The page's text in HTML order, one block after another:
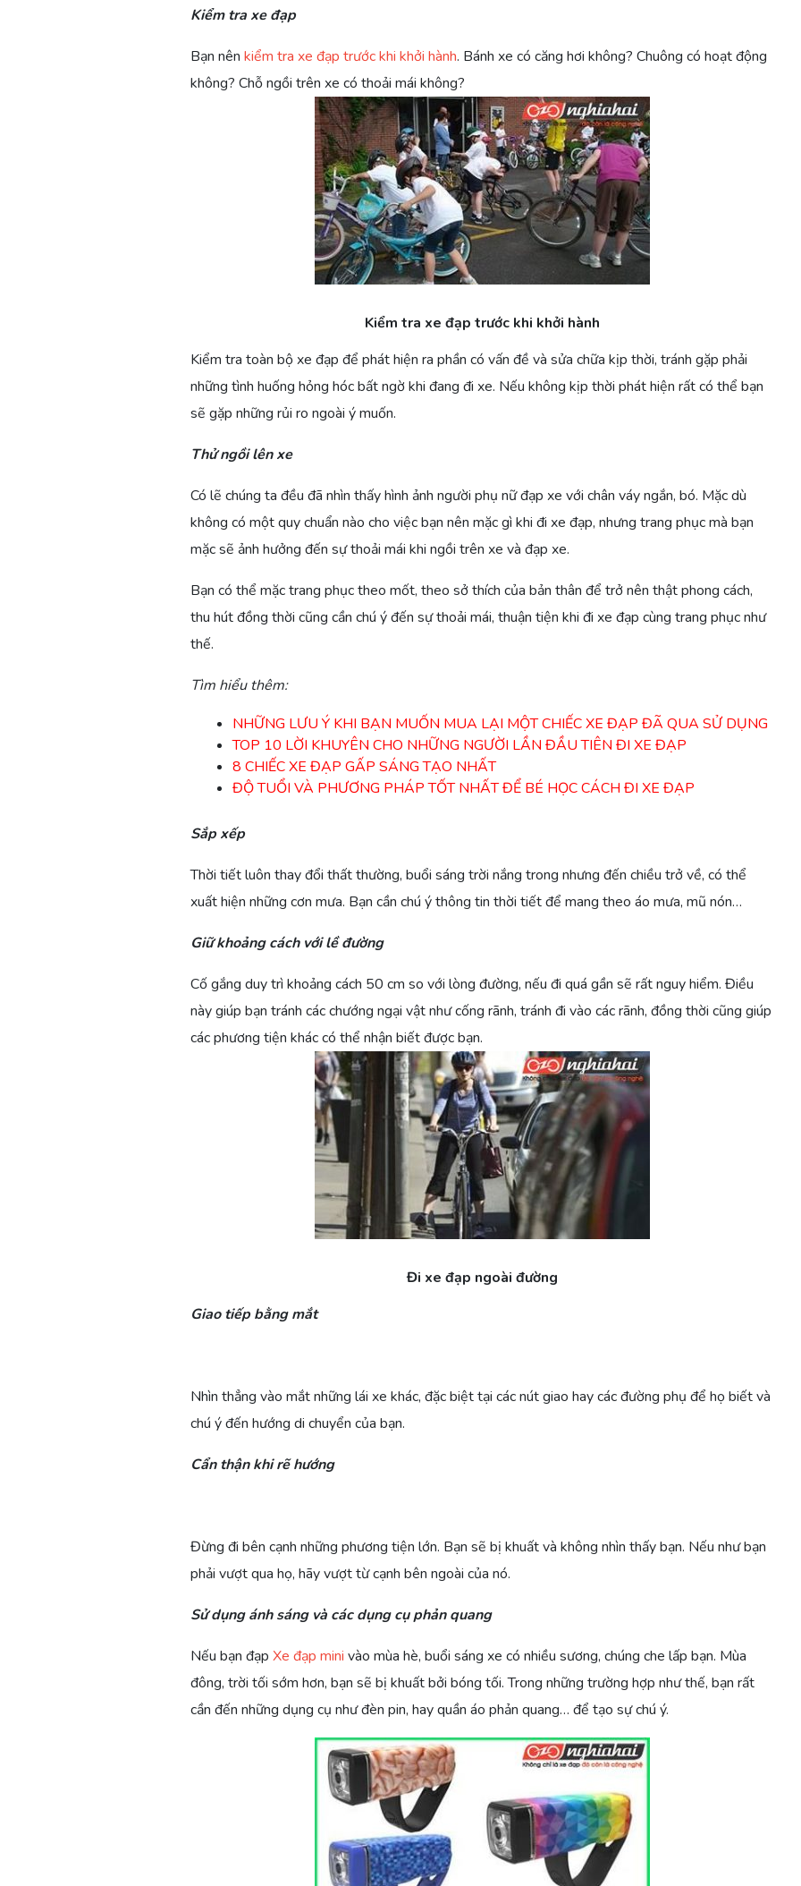
Kiểm tra xe đạp
Bạn nên kiểm tra xe đạp trước khi khởi hành. Bánh xe có căng hơi không? Chuông có hoạt động
không? Chỗ ngồi trên xe có thoải mái không?
Kiểm tra xe đạp trước khi khởi hành
Kiểm tra toàn bộ xe đạp để phát hiện ra phần có vấn đề và sửa chữa kịp thời, tránh gặp phải
những tình huống hỏng hóc bất ngờ khi đang đi xe. Nếu không kịp thời phát hiện rất có thể bạn
sẽ gặp những rủi ro ngoài ý muốn.
Thử ngồi lên xe
Có lẽ chúng ta đều đã nhìn thấy hình ảnh người phụ nữ đạp xe với chân váy ngắn, bó. Mặc dù
không có một quy chuẩn nào cho việc bạn nên mặc gì khi đi xe đạp, nhưng trang phục mà bạn
mặc sẽ ảnh hưởng đến sự thoải mái khi ngồi trên xe và đạp xe.
Bạn có thể mặc trang phục theo mốt, theo sở thích của bản thân để trở nên thật phong cách,
thu hút đồng thời cũng cần chú ý đến sự thoải mái, thuận tiện khi đi xe đạp cùng trang phục như
thế.
Tìm hiểu thêm:
NHỮNG LƯU Ý KHI BẠN MUỐN MUA LẠI MỘT CHIẾC XE ĐẠP ĐÃ QUA SỬ DỤNG
TOP 10 LỜI KHUYÊN CHO NHỮNG NGƯỜI LẦN ĐẦU TIÊN ĐI XE ĐẠP
8 CHIẾC XE ĐẠP GẤP SÁNG TẠO NHẤT
ĐỘ TUỔI VÀ PHƯƠNG PHÁP TỐT NHẤT ĐỂ BÉ HỌC CÁCH ĐI XE ĐẠP
Sắp xếp
Thời tiết luôn thay đổi thất thường, buổi sáng trời nắng trong nhưng đến chiều trở về, có thể
xuất hiện những cơn mưa. Bạn cần chú ý thông tin thời tiết để mang theo áo mưa, mũ nón…
Giữ khoảng cách với lề đường
Cố gắng duy trì khoảng cách 50 cm so với lòng đường, nếu đi quá gần sẽ rất nguy hiểm. Điều
này giúp bạn tránh các chướng ngại vật như cống rãnh, tránh đi vào các rãnh, đồng thời cũng giúp
các phương tiện khác có thể nhận biết được bạn.
Đi xe đạp ngoài đường
Giao tiếp bằng mắt
Nhìn thẳng vào mắt những lái xe khác, đặc biệt tại các nút giao hay các đường phụ để họ biết và
chú ý đến hướng di chuyển của bạn.
Cẩn thận khi rẽ hướng
Đừng đi bên cạnh những phương tiện lớn. Bạn sẽ bị khuất và không nhìn thấy bạn. Nếu như bạn
phải vượt qua họ, hãy vượt từ cạnh bên ngoài của nó.
Sử dụng ánh sáng và các dụng cụ phản quang
Nếu bạn đạp Xe đạp mini vào mùa hè, buổi sáng xe có nhiều sương, chúng che lấp bạn. Mùa
đông, trời tối sớm hơn, bạn sẽ bị khuất bởi bóng tối. Trong những trường hợp như thế, bạn rất
cần đến những dụng cụ như đèn pin, hay quần áo phản quang… để tạo sự chú ý.